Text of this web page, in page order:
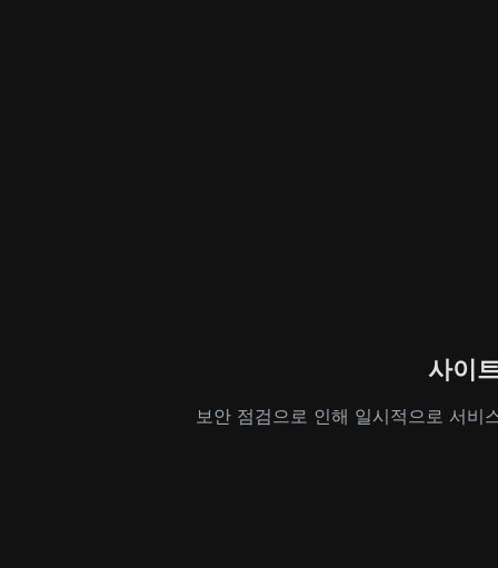
사이
보안 점검으로 인해 일시적으로 서비